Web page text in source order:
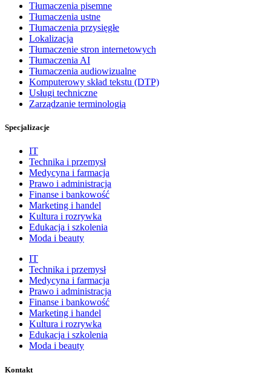
Tłumaczenia pisemne
Tłumaczenia ustne
Tłumaczenia przysięgłe
Lokalizacja
Tłumaczenie stron internetowych
Tłumaczenia AI
Tłumaczenia audiowizualne
Komputerowy skład tekstu (DTP)
Usługi techniczne
Zarządzanie terminologią
Specjalizacje
IT
Technika i przemysł
Medycyna i farmacja
Prawo i administracja
Finanse i bankowość
Marketing i handel
Kultura i rozrywka
Edukacja i szkolenia
Moda i beauty
IT
Technika i przemysł
Medycyna i farmacja
Prawo i administracja
Finanse i bankowość
Marketing i handel
Kultura i rozrywka
Edukacja i szkolenia
Moda i beauty
Kontakt